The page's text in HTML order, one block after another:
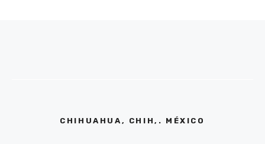
CHIHUAHUA, CHIH,. MÉXICO